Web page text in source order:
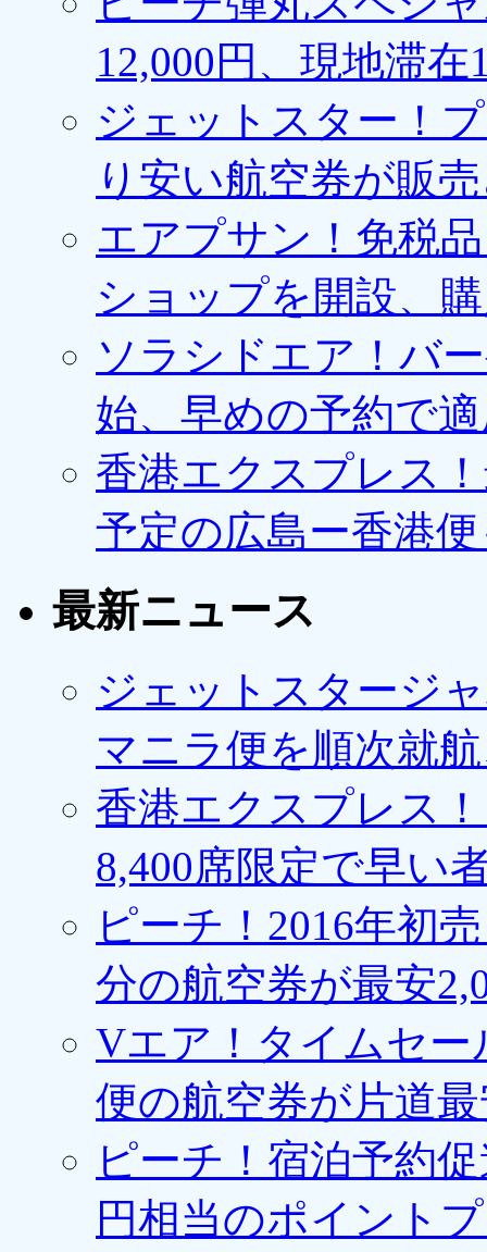
12,000円、現地滞
ジェットスター！
り安い航空券が販
エアプサン！免税
ショップを開設、
ソラシドエア！バ
始、早めの予約で
香港エクスプレス
予定の広島ー香港
最新ニュース
ジェットスタージ
マニラ便を順次就
香港エクスプレス
8,400席限定で早い
ピーチ！2016年初
分の航空券が最安
Vエア！タイムセー
便の航空券が片道最
ピーチ！宿泊予約
円相当のポイント